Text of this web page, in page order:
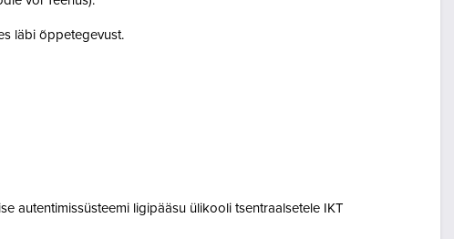
läbi õppetegevust.
autentimissüsteemi ligipääsu ülikooli tsentraalsetele IKT